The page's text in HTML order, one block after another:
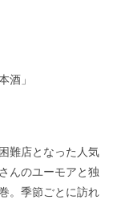
酒」
難店となった人気
んのユーモアと独
。季節ごとに訪れ